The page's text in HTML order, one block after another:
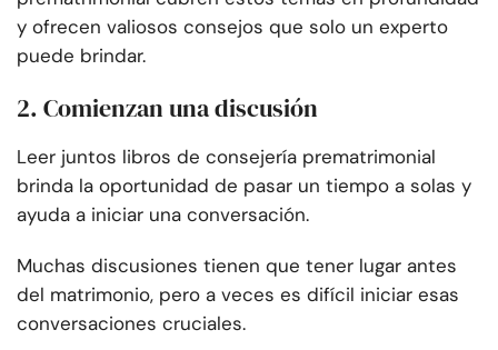
y ofrecen valiosos consejos que solo un experto
puede brindar.
2. Comienzan una discusión
Leer juntos libros de consejería prematrimonial
brinda la oportunidad de pasar un tiempo a solas y
ayuda a iniciar una conversación.
Muchas discusiones tienen que tener lugar antes
del matrimonio, pero a veces es difícil iniciar esas
conversaciones cruciales.